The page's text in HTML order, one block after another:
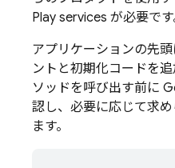
Play services が必要です
アプリケーションの先
ントと初期化コードを
ソッドを呼び出す前に
認し、必要に応じて求
ます。